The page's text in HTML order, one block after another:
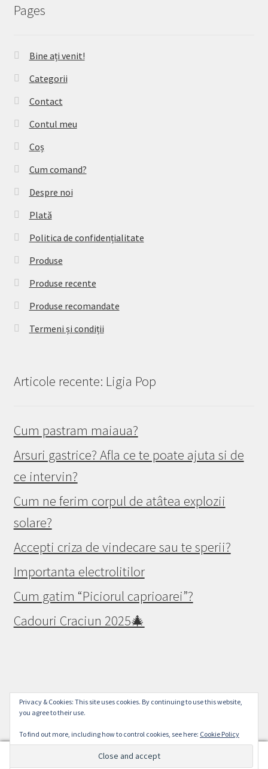
Pages
Bine ați venit!
Categorii
Contact
Contul meu
Coș
Cum comand?
Despre noi
Plată
Politica de confidențialitate
Produse
Produse recente
Produse recomandate
Termeni și condiții
Articole recente: Ligia Pop
Cum pastram maiaua?
Arsuri gastrice? Afla ce te poate ajuta si de
ce intervin?
Cum ne ferim corpul de atâtea explozii
solare?
Accepti criza de vindecare sau te sperii?
Importanta electrolitilor
Cum gatim “Piciorul caprioarei”?
Cadouri Craciun 2025🎄
© Raw Vegan Mall 2026
Politica de confidențialitate
Privacy & Cookies: This site uses cookies. By continuing to use this website,
you agree to their use.
To find out more, including how to control cookies, see here: Cookie Policy